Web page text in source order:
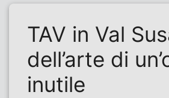
TAV in Val
dell’arte di
inutile